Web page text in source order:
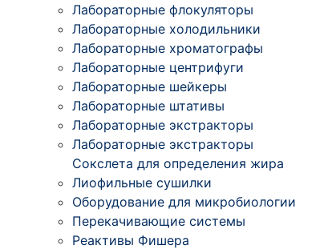
Лабораторные флокуляторы
Лабораторные холодильники
Лабораторные хроматографы
Лабораторные центрифуги
Лабораторные шейкеры
Лабораторные штативы
Лабораторные экстракторы
Лабораторные экстракторы
Сокслета для определения жира
Лиофильные сушилки
Оборудование для микробиологии
Перекачивающие системы
Реактивы Фишера